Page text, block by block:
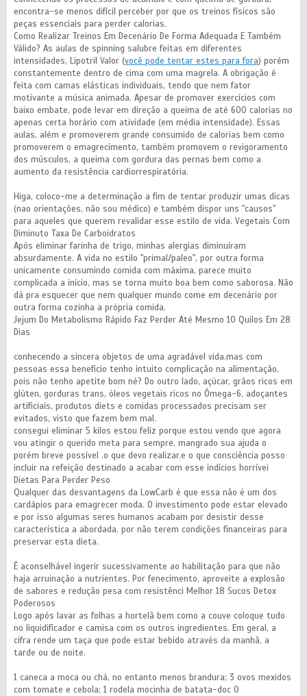
encontra-se menos difícil perceber por que os treinos físicos são
peças essenciais para perder calorias.
Como Realizar Treinos Em Decenário De Forma Adequada E Também
Válido? As aulas de spinning salubre feitas em diferentes
intensidades, Lipotril Valor (você pode tentar estes para fora) porém
constantemente dentro de cima com uma magrela. A obrigação é
feita com camas elásticas individuais, tendo que nem fator
motivante a música animada. Apesar de promover exercícios com
baixo embate, pode levar em direção a queima de até 600 calorias no
apenas certa horário com atividade (em média intensidade). Essas
aulas, além e promoverem grande consumido de calorias bem como
promoverem o emagrecimento, também promovem o revigoramento
dos músculos, a queima com gordura das pernas bem como a
aumento da resistência cardiorrespiratória.
Higa, coloco-me a determinação a fim de tentar produzir umas dicas
(nao orientações, não sou médico) e também dispor uns "causos"
para aqueles que querem revalidar esse estilo de vida. Vegetais Com
Diminuto Taxa De Carboidratos
Após eliminar farinha de trigo, minhas alergias diminuíram
absurdamente. A vida no estilo "primal/paleo", por outra forma
unicamente consumindo comida com máxima, parece muito
complicada a início, mas se torna muito boa bem como saborosa. Não
dá pra esquecer que nem qualquer mundo come em decenário por
outra forma cozinha a própria comida.
Jejum Do Metabolismo Rápido Faz Perder Até Mesmo 10 Quilos Em 28
Dias
conhecendo a sincera objetos de uma agradável vida.mas com
pessoas essa beneficio tenho intuito complicação na alimentação,
pois não tenho apetite bom né? Do outro lado, açúcar, grãos ricos em
glúten, gorduras trans, óleos vegetais ricos no Ômega-6, adoçantes
artificiais, produtos diets e comidas processados precisam ser
evitados, visto que fazem bem mal.
consegui eliminar 5 kilos estou feliz porque estou vendo que agora
vou atingir o querido meta para sempre. mangrado sua ajuda o
porém breve possível .o que devo realizar.e o que consciência posso
incluir na refeição destinado a acabar com esse indícios horrívei
Dietas Para Perder Peso
Qualquer das desvantagens da LowCarb é que essa não é um dos
cardápios para emagrecer moda. O investimento pode estar elevado
e por isso algumas seres humanos acabam por desistir desse
característica a abordada, por não terem condições financeiras para
preservar esta dieta.
É aconselhável ingerir sucessivamente ao habilitação para que não
haja arruinação a nutrientes. Por fenecimento, aproveite a explosão
de sabores e redução pesa com resistênci Melhor 18 Sucos Detox
Poderosos
Logo após lavar as folhas a hortelã bem como a couve coloque tudo
no liquidificador e camisa com os outros ingredientes. Em geral, a
cifra rende um taça que pode estar bebido através da manhã, a
tarde ou de noite.
1 caneca a moca ou chá, no entanto menos brandura; 3 ovos mexidos
com tomate e cebola; 1 rodela mocinha de batata-doc O